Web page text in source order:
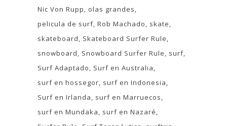
Nic Von Rupp
olas grandes
pelicula de surf Rob Machado
skate
skateboard
Skateboard Surfer Rule
snowboard
Snowboard Surfer Rule
surf
Surf Adaptado
Surf en Australia
surf en hossegor surf en Indonesia
Surf en Irlanda
surf en Marruecos
surf en Mundaka
surf en Nazaré